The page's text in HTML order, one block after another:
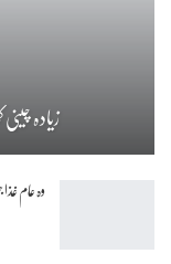
زیادہ
وہ عام غذا